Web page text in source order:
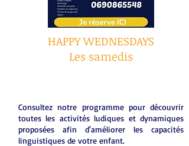
HAPPY WEDNESDAYS
Les samedis
Consultez notre programme pour découvrir
toutes les activités ludiques et dynamiques
proposées afin d'améliorer les capacités
linguistiques de votre enfant.